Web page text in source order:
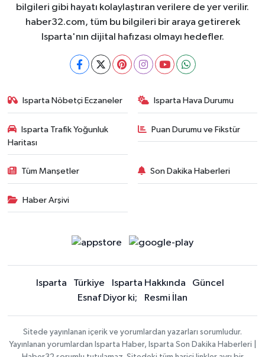
bilgileri gibi hayatı kolaylaştıran verilere de yer verilir.
haber32.com, tüm bu bilgileri bir araya getirerek
Isparta'nın dijital hafızası olmayı hedefler.
Isparta Nöbetçi Eczaneler Isparta Hava Durumu
Isparta Trafik Yoğunluk
Haritası
Puan Durumu ve Fikstür
Tüm Manşetler Son Dakika Haberleri
Haber Arşivi
Isparta Türkiye Isparta Hakkında
Güncel
Esnaf Diyor ki;
Resmi İlan
Sitede yayınlanan içerik ve yorumlardan yazarları sorumludur.
Yayınlanan yorumlardan Isparta Haber, Isparta Son Dakika Haberleri |